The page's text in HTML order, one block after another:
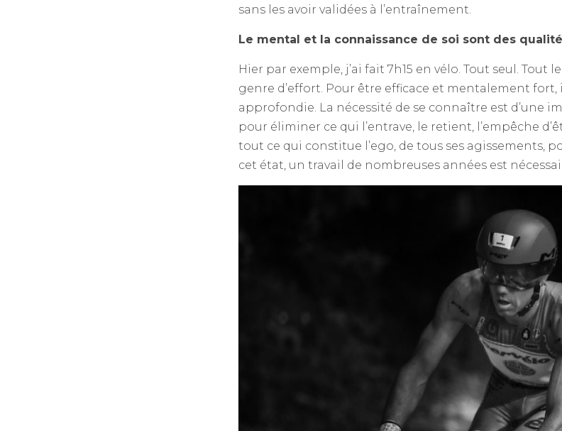
sans les avoir validées à l’entraînement.
Le mental et la connaissance de soi sont des
Hier par exemple, j’ai fait 7h15 en vélo. Tout seul.
genre d’effort. Pour être efficace et mentalement fort,
approfondie. La nécessité de se connaître est d’une
pour éliminer ce qui l’entrave, le retient, l’empêche
tout ce qui constitue l’ego, de tous ses agissements,
cet état, un travail de nombreuses années est